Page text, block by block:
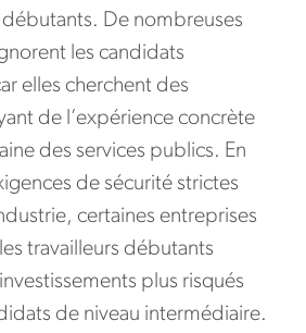
De nombreuses
les candidats
elles cherchent des
de l’expérience concrète
des services publics. En
de sécurité strictes
certaines entreprises
travailleurs débutants
plus risqués
de niveau intermédiaire.